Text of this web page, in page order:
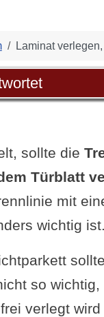
Laminat
sollte die
Türblatt
mit
wichtig ist.
so
verlegt